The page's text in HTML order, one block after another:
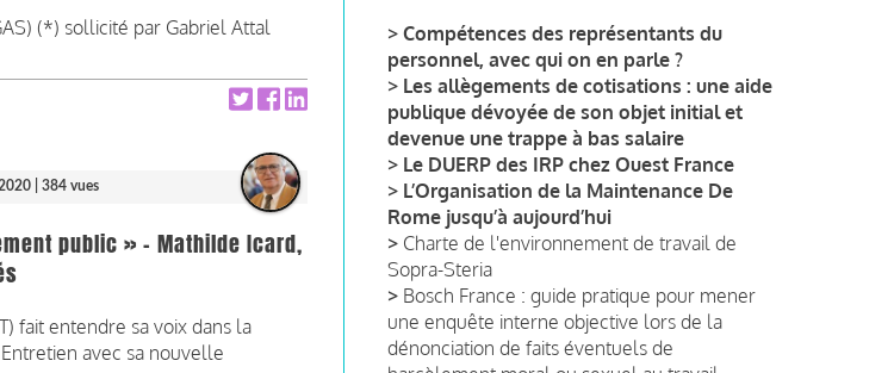
(*) sollicité par Gabriel Attal
| 384 vues
public » - Mathilde Icard,
fait entendre sa voix dans la
avec sa nouvelle
> Compétences des représentants du
personnel, avec qui on en parle ?
> Les allègements de cotisations : une aide
publique dévoyée de son objet initial et
devenue une trappe à bas salaire
> Le DUERP des IRP chez Ouest France
> L’Organisation de la Maintenance De
Rome jusqu’à aujourd’hui
> Charte de l'environnement de travail de
Sopra-Steria
> Bosch France : guide pratique pour mener
une enquête interne objective lors de la
dénonciation de faits éventuels de